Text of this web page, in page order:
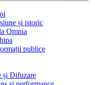
și istoric
Omnia
publice
și Difuzare